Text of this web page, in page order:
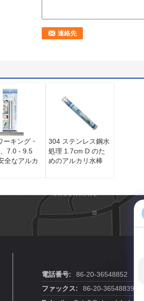
ーキング・
7.0 - 9.5
全なアルカ
304 ステンレス鋼水
処理 1.7cm D のた
めのアルカリ水棒
電話番号:
86-20-36548852
ファックス:
86-20-36548839